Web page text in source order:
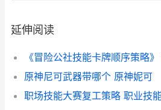
延伸阅读
《冒险公社技能卡牌顺序策略
原神尼可武器带哪个 原神妮可
职场技能大赛复工策略 职业技